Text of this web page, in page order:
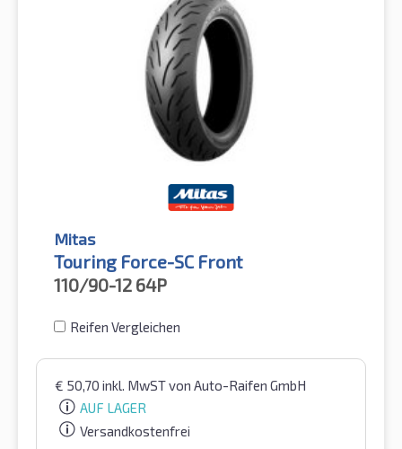
Mitas
Touring Force-SC Front
110/90-12 64P
Reifen Vergleichen
€ 50,70 inkl. MwSTvon Auto-Raifen GmbH
AUF LAGER
Versandkostenfrei